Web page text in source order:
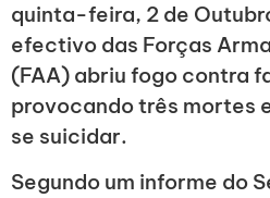
quinta-feira, 2 de
efectivo das Forças
(FAA) abriu fogo contra
provocando três mortes
se suicidar.
Segundo um informe do